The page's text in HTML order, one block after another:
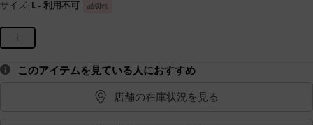
サイズ: L - 利用不可 品切れ
L
このアイテムを見ている人におすすめ
店舗の在庫状況を見る